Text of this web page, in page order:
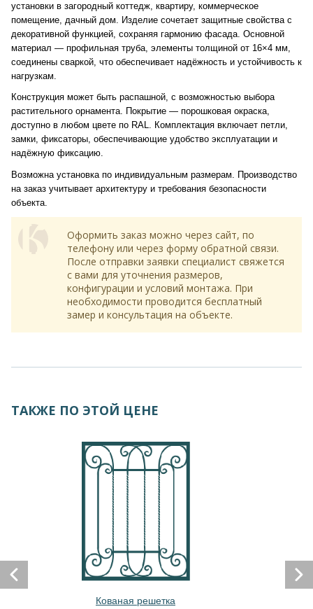
установки в загородный коттедж, квартиру, коммерческое
помещение, дачный дом. Изделие сочетает защитные свойства с
декоративной функцией, сохраняя гармонию фасада. Основной
материал — профильная труба, элементы толщиной от 16×4 мм,
соединены сваркой, что обеспечивает надёжность и устойчивость к
нагрузкам.
Конструкция может быть распашной, с возможностью выбора
растительного орнамента. Покрытие — порошковая окраска,
доступно в любом цвете по RAL. Комплектация включает петли,
замки, фиксаторы, обеспечивающие удобство эксплуатации и
надёжную фиксацию.
Возможна установка по индивидуальным размерам. Производство
на заказ учитывает архитектуру и требования безопасности
объекта.
Оформить заказ можно через сайт, по
телефону или через форму обратной связи.
После отправки заявки специалист свяжется
с вами для уточнения размеров,
конфигурации и условий монтажа. При
необходимости проводится бесплатный
замер и консультация на объекте.
ТАКЖЕ ПО ЭТОЙ ЦЕНЕ
Кованая решетка